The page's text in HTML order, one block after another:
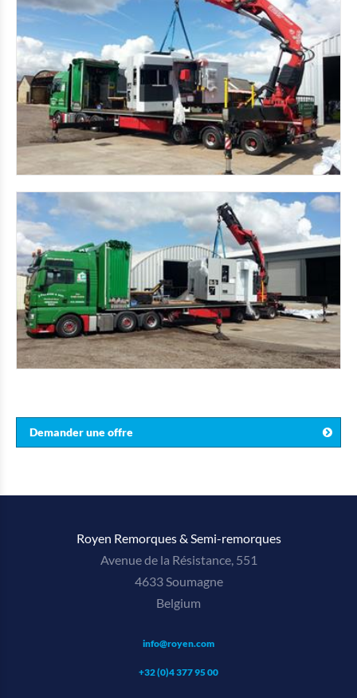
Demander une offre
Royen Remorques & Semi-remorques
Avenue de la Résistance, 551
4633 Soumagne
Belgium
info@royen.com
+32 (0)4 377 95 00